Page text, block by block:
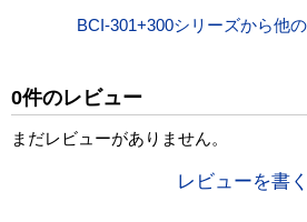
BCI-301+300シリーズから他
0件のレビュー
まだレビューがありません。
レビューを書く